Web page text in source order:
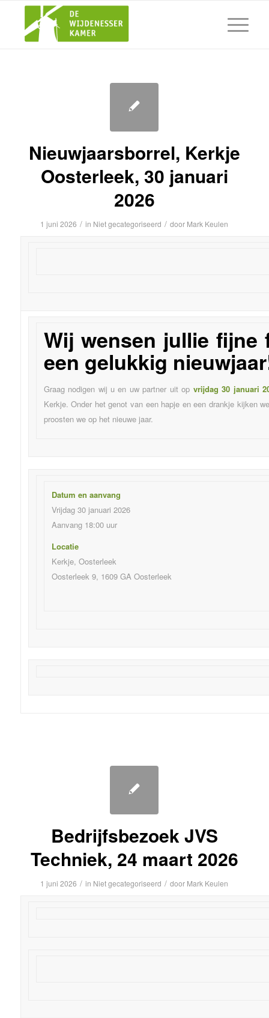
Nieuwjaarsborrel, Kerkje
Oosterleek, 30 januari
2026
1 juni 2026 / in Niet gecategoriseerd / door Mark Keulen
Wij wensen jullie fijne
een gelukkig
Graag nodigen wij u en uw partner uit op vrijdag 30 januari
Kerkje. Onder het genot van een hapje en een drankje kijken
proosten we op het nieuwe jaar.
Datum en aanvang
Vrijdag 30 januari 2026
Aanvang 18:00 uur
Locatie
Kerkje, Oosterleek
Oosterleek 9, 1609 GA Oosterleek
Bedrijfsbezoek JVS
Techniek, 24 maart 2026
1 juni 2026 / in Niet gecategoriseerd / door Mark Keulen